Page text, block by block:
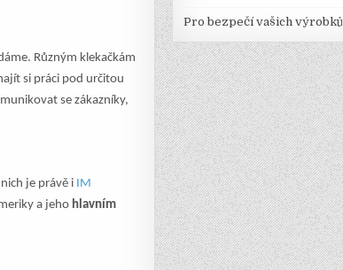
Různým klekačkám
si práci pod určitou
se zákazníky,
je právě i IM
a jeho hlavním
Pro bezpečí vašich výrobků